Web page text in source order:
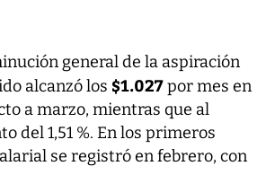
general de la aspiración
alcanzó los $1.027por mes en
a marzo, mientras que al
del 1,51 %. En los primeros
se registró en febrero, con